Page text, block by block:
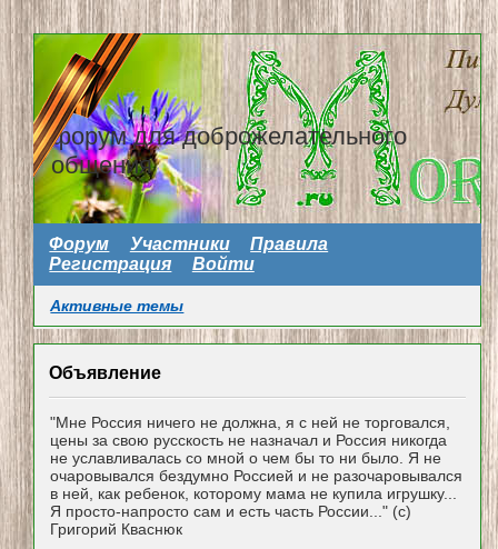
форум для доброжелательного
общения
Форум Участники
Правила
Регистрация
Войти
Активные темы
Объявление
"Мне Россия ничего не должна, я с ней не торговался,
цены за свою русскость не назначал и Россия никогда
не уславливалась со мной о чем бы то ни было. Я не
очаровывался бездумно Россией и не разочаровывался
в ней, как ребенок, которому мама не купила игрушку...
Я просто-напросто сам и есть часть России..." (с)
Григорий Кваснюк